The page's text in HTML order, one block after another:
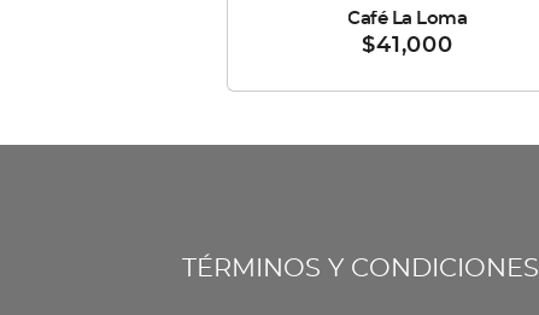
$41,000
Café La Loma
TÉRMINOS Y CONDICIONES